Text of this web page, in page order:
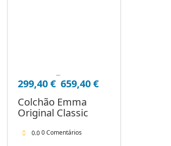
299,40€
–
659,40€
range:
299,40 €
through
659,40 €
Colchão Emma
Original Classic
0.00 Comentários